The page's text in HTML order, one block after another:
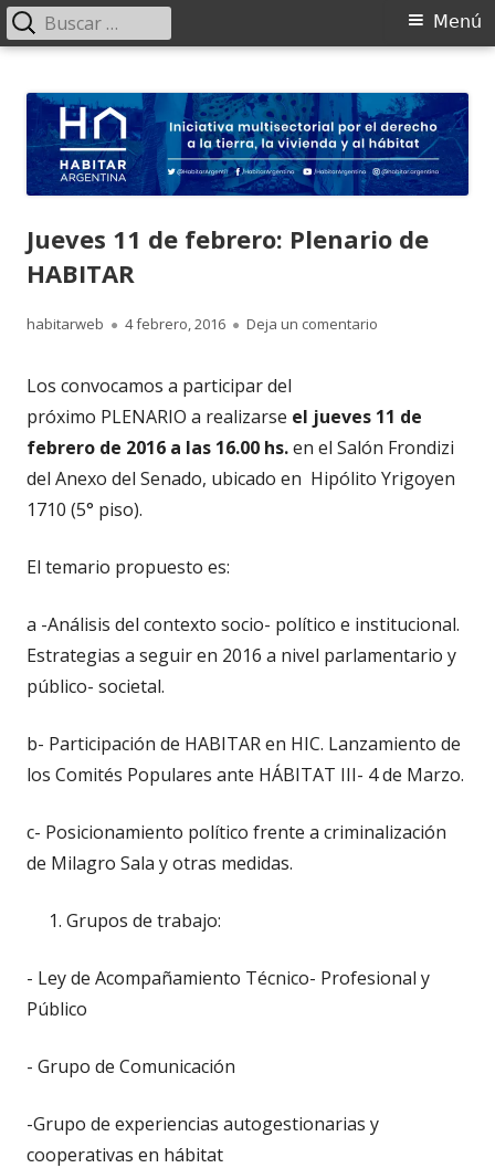
contenido
hábitat
Menú
Menú
Buscar:
Jueves 11 de febrero: Plenario de
HABITAR
Autor
habitarweb
Publicado
4 febrero, 2016 Deja un comentario
Los convocamos a participar del
próximo PLENARIO a realizarse el jueves 11 de
febrero de 2016 a las 16.00 hs.en el Salón Frondizi
del Anexo del Senado, ubicado en Hipólito Yrigoyen
1710 (5° piso).
El temario propuesto es:
a -Análisis del contexto socio- político e institucional.
Estrategias a seguir en 2016 a nivel parlamentario y
público- societal.
b- Participación de HABITAR en HIC. Lanzamiento de
los Comités Populares ante HÁBITAT III- 4 de Marzo.
c- Posicionamiento político frente a criminalización
de Milagro Sala y otras medidas.
Grupos de trabajo:
- Ley de Acompañamiento Técnico- Profesional y
Público
- Grupo de Comunicación
-Grupo de experiencias autogestionarias y
cooperativas en hábitat